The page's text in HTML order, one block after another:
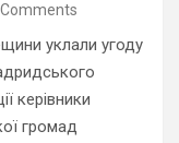
Comments
уклали угоду
керівники
громад